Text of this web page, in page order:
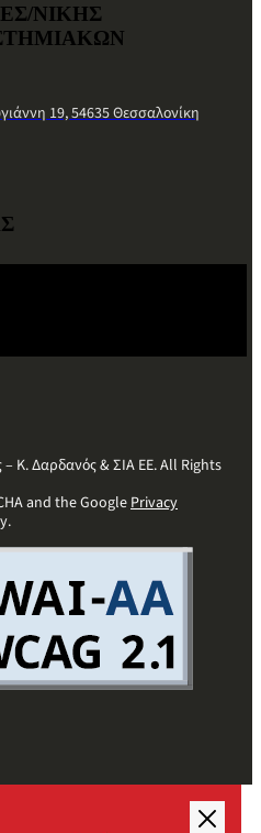
ΝΙΚΗΣ
19, 54635 Θεσσαλονίκη
Κ. Δαρδανός & ΣΙΑ ΕΕ. All Rights
and the GooglePrivacy